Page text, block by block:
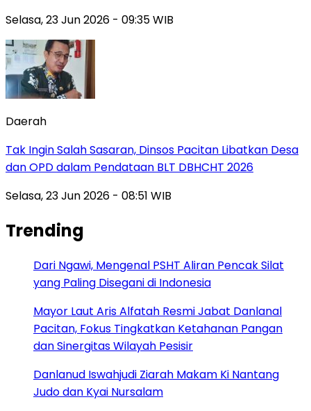
Selasa, 23 Jun 2026 - 09:35 WIB
Daerah
Tak Ingin Salah Sasaran, Dinsos Pacitan Libatkan Desa
dan OPD dalam Pendataan BLT DBHCHT 2026
Selasa, 23 Jun 2026 - 08:51 WIB
Trending
Dari Ngawi, Mengenal PSHT Aliran Pencak Silat
yang Paling Disegani di Indonesia
Mayor Laut Aris Alfatah Resmi Jabat Danlanal
Pacitan, Fokus Tingkatkan Ketahanan Pangan
dan Sinergitas Wilayah Pesisir
Danlanud Iswahjudi Ziarah Makam Ki Nantang
Judo dan Kyai Nursalam